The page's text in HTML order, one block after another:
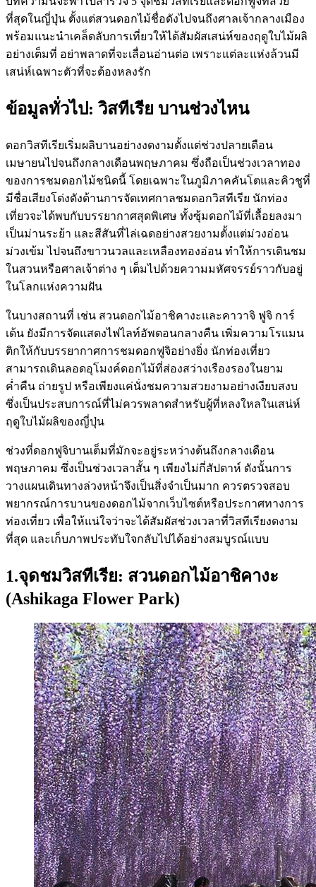
ที่สุดในญี่ปุ่น ตั้งแต่สวนดอกไม้ชื่อดังไปจนถึงศาลเจ้ากลางเมือง
พร้อมแนะนำเคล็ดลับการเที่ยวให้ได้สัมผัสเสน่ห์ของฤดูใบไม้ผลิ
อย่างเต็มที่ อย่าพลาดที่จะเลื่อนอ่านต่อ เพราะแต่ละแห่งล้วนมี
เสน่ห์เฉพาะตัวที่จะต้องหลงรัก
ข้อมูลทั่วไป: วิสทีเรีย บานช่วงไหน
ดอกวิสทีเรียเริ่มผลิบานอย่างงดงามตั้งแต่ช่วงปลายเดือน
เมษายนไปจนถึงกลางเดือนพฤษภาคม ซึ่งถือเป็นช่วงเวลาทอง
ของการชมดอกไม้ชนิดนี้ โดยเฉพาะในภูมิภาคคันโตและคิวชูที่
มีชื่อเสียงโด่งดังด้านการจัดเทศกาลชมดอกวิสทีเรีย นักท่อง
เที่ยวจะได้พบกับบรรยากาศสุดพิเศษ ทั้งซุ้มดอกไม้ที่เลื้อยลงมา
เป็นม่านระย้า และสีสันที่ไล่เฉดอย่างสวยงามตั้งแต่ม่วงอ่อน
ม่วงเข้ม ไปจนถึงขาวนวลและเหลืองทองอ่อน ทำให้การเดินชม
ในสวนหรือศาลเจ้าต่าง ๆ เต็มไปด้วยความมหัศจรรย์ราวกับอยู่
ในโลกแห่งความฝัน
ในบางสถานที่ เช่น สวนดอกไม้อาชิคางะและคาวาจิ ฟูจิ การ์
เด้น ยังมีการจัดแสดงไฟไลท์อัพตอนกลางคืน เพิ่มความโรแมน
ติกให้กับบรรยากาศการชมดอกฟูจิอย่างยิ่ง นักท่องเที่ยว
สามารถเดินลอดอุโมงค์ดอกไม้ที่ส่องสว่างเรืองรองในยาม
ค่ำคืน ถ่ายรูป หรือเพียงแค่นั่งชมความสวยงามอย่างเงียบสงบ
ซึ่งเป็นประสบการณ์ที่ไม่ควรพลาดสำหรับผู้ที่หลงใหลในเสน่ห์
ฤดูใบไม้ผลิของญี่ปุ่น
ช่วงที่ดอกฟูจิบานเต็มที่มักจะอยู่ระหว่างต้นถึงกลางเดือน
พฤษภาคม ซึ่งเป็นช่วงเวลาสั้น ๆ เพียงไม่กี่สัปดาห์ ดังนั้นการ
วางแผนเดินทางล่วงหน้าจึงเป็นสิ่งจำเป็นมาก ควรตรวจสอบ
พยากรณ์การบานของดอกไม้จากเว็บไซต์หรือประกาศทางการ
ท่องเที่ยว เพื่อให้แน่ใจว่าจะได้สัมผัสช่วงเวลาที่วิสทีเรียงดงาม
ที่สุด และเก็บภาพประทับใจกลับไปได้อย่างสมบูรณ์แบบ
1.จุดชมวิสทีเรีย: สวนดอกไม้อาชิคางะ
(Ashikaga Flower Park)